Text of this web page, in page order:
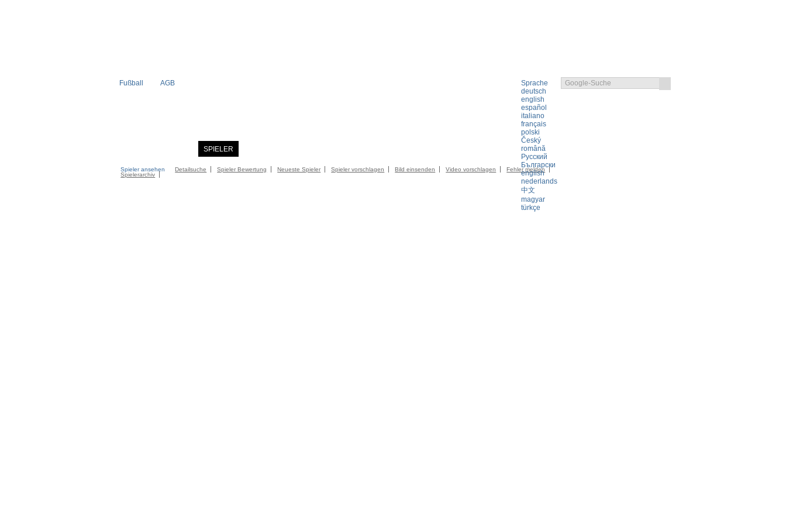
Fußball AGB
Sprache
deutsch
english
español
italiano
français
polski
Český
română
Русский
Български
english
nederlands
中文
magyar
türkçe
SPIELER DATENSCHUTZERKLAERUNG
Spieler ansehen Detailsuche Spieler Bewertung Neueste Spieler Spieler vorschlagen Bild einsenden Video vorschlagen
Fehler melden
Spielerarchiv